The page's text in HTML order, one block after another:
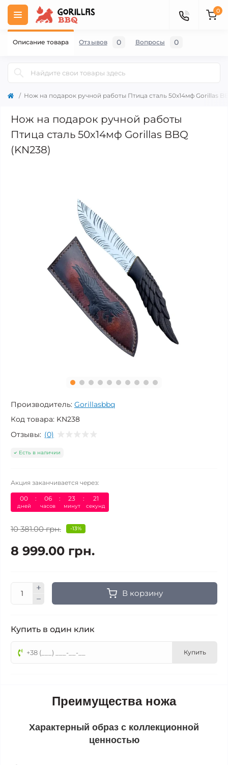
0
Нож на подарок ручной работы Птица сталь 50х14мф Gorillas
Нож на подарок ручной работы
Птица сталь 50х14мф Gorillas BBQ
(KN238)
Производитель: Gorillasbbq
Код товара: KN238
Отзывы: (0)
Есть в наличии
Акция заканчивается через:
00
дней
: 06
часов
: 23
минут
: 21
секунд
10 381.00 грн. -13%
8 999.00 грн.
В корзину
Купить в один клик
Купить
Описание товара Отзывов 0 Вопросы 0
Преимущества ножа
Характерный образ с коллекционной
ценностью